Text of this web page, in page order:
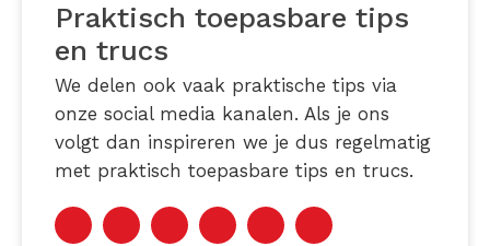
Praktisch toepasbare tips
en trucs
We delen ook vaak praktische tips via
onze social media kanalen. Als je ons
volgt dan inspireren we je dus regelmatig
met praktisch toepasbare tips en trucs.